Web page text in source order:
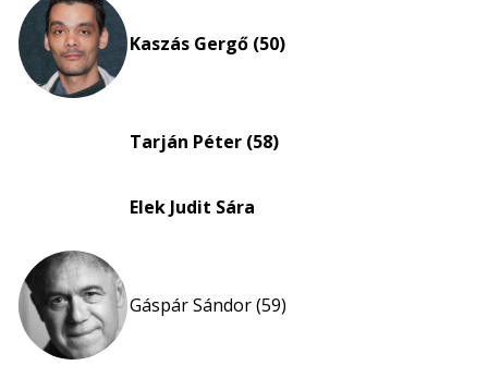
Kaszás Gergő (50)
Tarján Péter (58)
Elek Judit Sára
Gáspár Sándor (59)